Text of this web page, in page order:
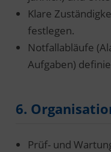
Klare
festlegen.
Notfallabläufe
Aufgaben)
6.
Prüf- und